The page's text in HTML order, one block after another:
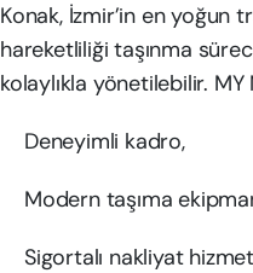
Konak, İzmir’in en yoğun
hareketliliği taşınma
kolaylıkla yönetilebilir. MY
Deneyimli kadro,
Modern taşıma
Sigortalı nakliyat